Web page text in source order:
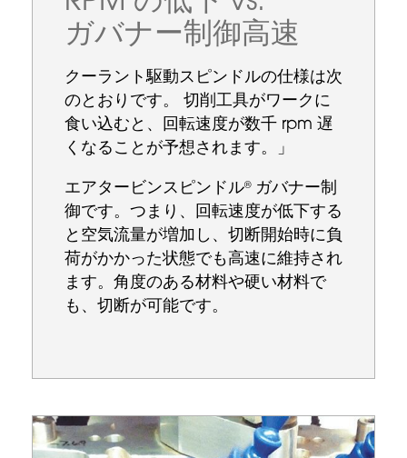
ガバナー制御高速
クーラント駆動スピンドルの仕様は次
のとおりです。 切削工具がワークに
食い込むと、回転速度が数千 rpm 遅
くなることが予想されます。」
エアタービンスピンドル®ガバナー制
御です。つまり、回転速度が低下する
と空気流量が増加し、切断開始時に負
荷がかかった状態でも高速に維持され
ます。角度のある材料や硬い材料で
も、切断が可能です。